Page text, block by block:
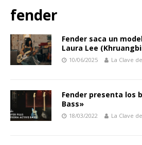
fender
Fender saca un
Laura Lee
10/06/2025 La Clave
Fender presenta los
Bass»
18/03/2022 La Clave